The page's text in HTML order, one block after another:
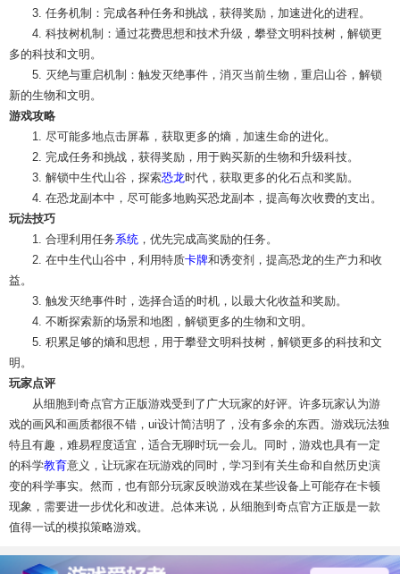
3. 任务机制：完成各种任务和挑战，获得奖励，加速进化的进程。
4. 科技树机制：通过花费思想和技术升级，攀登文明科技树，解锁更
多的科技和文明。
5. 灭绝与重启机制：触发灭绝事件，消灭当前生物，重启山谷，解锁
新的生物和文明。
游戏攻略
1. 尽可能多地点击屏幕，获取更多的熵，加速生命的进化。
2. 完成任务和挑战，获得奖励，用于购买新的生物和升级科技。
3. 解锁中生代山谷，探索恐龙时代，获取更多的化石点和奖励。
4. 在恐龙副本中，尽可能多地购买恐龙副本，提高每次收费的支出。
玩法技巧
1. 合理利用任务系统 ，优先完成高奖励的任务。
2. 在中生代山谷中，利用特质卡牌和诱变剂，提高恐龙的生产力和收
益。
3. 触发灭绝事件时，选择合适的时机，以最大化收益和奖励。
4. 不断探索新的场景和地图，解锁更多的生物和文明。
5. 积累足够的熵和思想，用于攀登文明科技树，解锁更多的科技和文
明。
玩家点评
从细胞到奇点官方正版游戏受到了广大玩家的好评。许多玩家认为游
戏的画风和画质都很不错，ui设计简洁明了，没有多余的东西。游戏玩法独
特且有趣，难易程度适宜，适合无聊时玩一会儿。同时，游戏也具有一定
的科学教育意义，让玩家在玩游戏的同时，学习到有关生命和自然历史演
变的科学事实。然而，也有部分玩家反映游戏在某些设备上可能存在卡顿
现象，需要进一步优化和改进。总体来说，从细胞到奇点官方正版是一款
值得一试的模拟策略游戏。